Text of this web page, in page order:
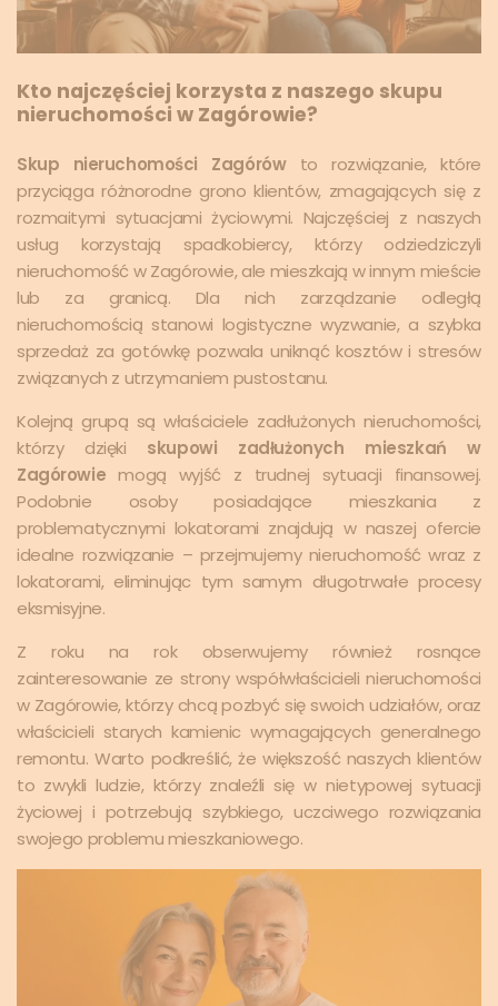
Kto najczęściej korzysta z naszego skupu
nieruchomości w Zagórowie?
Skup nieruchomości Zagórówto rozwiązanie, które
przyciąga różnorodne grono klientów, zmagających się z
rozmaitymi sytuacjami życiowymi. Najczęściej z naszych
usług korzystają spadkobiercy, którzy odziedziczyli
nieruchomość w Zagórowie, ale mieszkają w innym mieście
lub za granicą. Dla nich zarządzanie odległą
nieruchomością stanowi logistyczne wyzwanie, a szybka
sprzedaż za gotówkę pozwala uniknąć kosztów i stresów
związanych z utrzymaniem pustostanu.
Kolejną grupą są właściciele zadłużonych nieruchomości,
którzy dzięki skupowi zadłużonych mieszkań w
Zagórowie mogą wyjść z trudnej sytuacji finansowej.
Podobnie osoby posiadające mieszkania z
problematycznymi lokatorami znajdują w naszej ofercie
idealne rozwiązanie – przejmujemy nieruchomość wraz z
lokatorami, eliminując tym samym długotrwałe procesy
eksmisyjne.
Z roku na rok obserwujemy również rosnące
zainteresowanie ze strony współwłaścicieli nieruchomości
w Zagórowie, którzy chcą pozbyć się swoich udziałów, oraz
właścicieli starych kamienic wymagających generalnego
remontu. Warto podkreślić, że większość naszych klientów
to zwykli ludzie, którzy znaleźli się w nietypowej sytuacji
życiowej i potrzebują szybkiego, uczciwego rozwiązania
swojego problemu mieszkaniowego.